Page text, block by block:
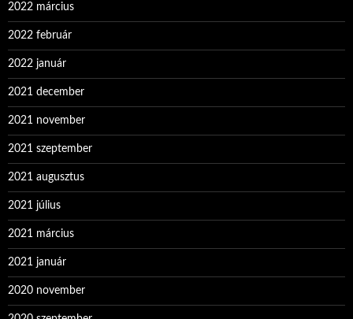
2022 március
2022 február
2022 január
2021 december
2021 november
2021 szeptember
2021 augusztus
2021 július
2021 március
2021 január
2020 november